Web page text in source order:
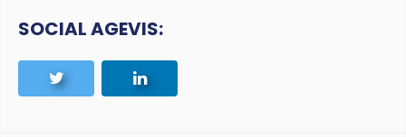
SOCIAL AGEVIS: